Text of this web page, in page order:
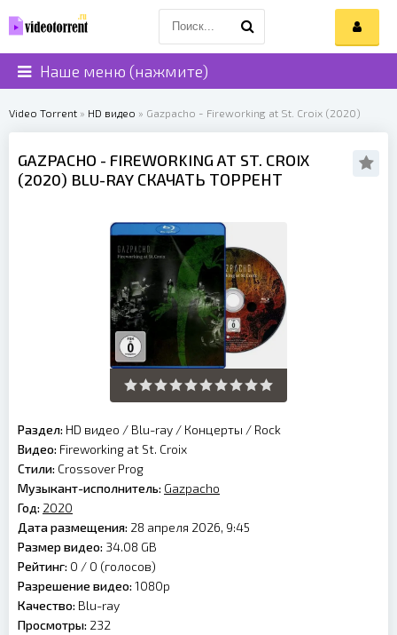
Наше меню (нажмите)
Video Torrent » HD видео » Gazpacho - Fireworking at St. Croix (2020)
GAZPACHO - FIREWORKING AT ST. CROIX
(2020) BLU-RAY СКАЧАТЬ ТОРРЕНТ
Раздел: HD видео / Blu-ray / Концерты / Rock
Видео: Fireworking at St. Croix
Стили: Crossover Prog
Музыкант-исполнитель: Gazpacho
Год: 2020
Дата размещения: 28 апреля 2026, 9:45
Размер видео: 34.08 GB
Рейтинг: 0 / 0 (голосов)
Разрешение видео: 1080p
Качество: Blu-ray
Просмотры: 232